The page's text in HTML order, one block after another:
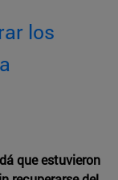
los
que estuvieron